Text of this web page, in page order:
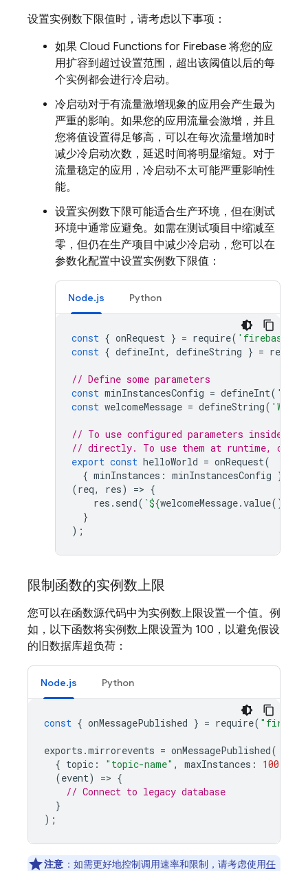
设置实例数下限值时，请考虑以下事项：
如果 Cloud Functions for Firebase 将您的应
用扩容到超过设置范围，超出该阈值以后的每
个实例都会进行冷启动。
冷启动对于有流量激增现象的应用会产生最为
严重的影响。如果您的应用流量会激增，并且
您将值设置得足够高，可以在每次流量增加时
减少冷启动次数，延迟时间将明显缩短。对于
流量稳定的应用，冷启动不太可能严重影响性
能。
设置实例数下限可能适合生产环境，但在测试
环境中通常应避免。如需在测试项目中缩减至
零，但仍在生产项目中减少冷启动，您可以在
参数化配置中设置实例数下限值：
Node.js Python
const { onRequest } = require( 'firebase-
const { defineInt, defineString } = require
// Define some parameters
const minInstancesConfig = defineInt(
const welcomeMessage = defineString(
// To use configured parameters inside
// directly. To use them at runtime, call
export const helloWorld = onRequest(
{ minInstances : minInstancesConfig },
(req, res) => {
res . send( `${welcomeMessage.value()
}
);
限制函数的实例数上限
您可以在函数源代码中为实例数上限设置一个值。例
如，以下函数将实例数上限设置为 100，以避免假设
的旧数据库超负荷：
Node.js Python
const { onMessagePublished } = require(
exports .mirrorevents = onMessagePublished(
{ topic : "topic-name" , maxInstances : 100
(event) => {
// Connect to legacy database
}
);
注意 ：如需更好地控制调用速率和限制，请考虑使用任